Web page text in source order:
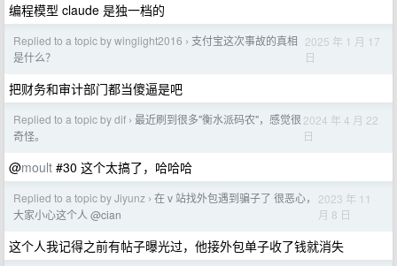
编程模型 claude 是独一档的
Replied to a topic by winglight2016 › 支付宝这次事故的真相
是什么？
2025 年 1 月 17
日
把财务和审计部门都当傻逼是吧
Replied to a topic by dif › 最近刷到很多"衡水派码农"，感觉很
奇怪。
2024 年 4 月 22
日
@moult #30 这个太搞了，哈哈哈
Replied to a topic by Jiyunz › 在 v 站找外包遇到骗子了 很恶心，
大家小心这个人 @cian
2023 年 11
月 8 日
这个人我记得之前有帖子曝光过，他接外包单子收了钱就消失